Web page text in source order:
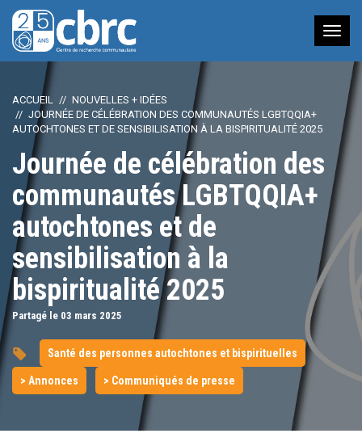
à
ACCUEIL
NOUVELLES + IDÉES
JOURNÉE DE CÉLÉBRATION DES COMMUNAUTÉS LGBTQQIA+
AUTOCHTONES ET DE SENSIBILISATION À LA BISPIRITUALITÉ 2025
Journée de célébration des
communautés LGBTQQIA+
autochtones et de
sensibilisation à la
bispiritualité 2025
Partagé le 03 mars 2025
Santé des personnes autochtones et bispirituelles
> Annonces > Communiqués de presse